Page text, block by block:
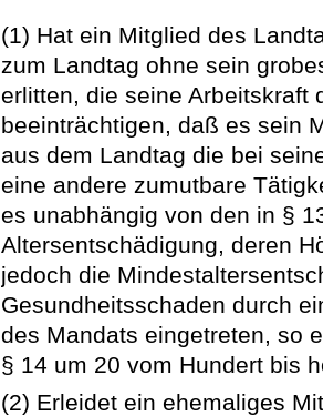
(1) Hat ein Mitglied des
zum Landtag ohne sein
erlitten, die seine Arbeitskraft
beeinträchtigen, daß es sein
aus dem Landtag die bei
eine andere zumutbare
es unabhängig von den in §
Altersentschädigung, deren
jedoch die
Gesundheitsschaden durch
des Mandats eingetreten, so
§ 14 um 20 vom Hundert bis
(2) Erleidet ein ehemaliges